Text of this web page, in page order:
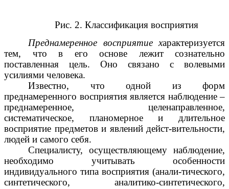
Рис. 2. Классификация восприятия
Преднамеренное восприятие характеризуется
тем, что в его основе лежит сознательно
поставленная цель. Оно связано с волевыми
усилиями человека.
Известно, что одной из форм
преднамеренного восприятия является наблюдение –
преднамеренное, целенаправленное,
систематическое, планомерное и длительное
восприятие предметов и явлений дейст-вительности,
людей и самого себя.
Специалисту, осуществляющему наблюдение,
необходимо учитывать особенности
индивидуального типа восприятия (анали-тического,
синтетического, аналитико-синтетического,